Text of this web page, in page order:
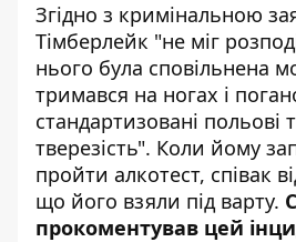
Згідно з кримінальною
Тімберлейк "не міг
нього була сповільнена
тримався на ногах і
стандартизовані польові
тверезість". Коли йому
пройти алкотест, співак
що його взяли під варту.
прокоментував цей